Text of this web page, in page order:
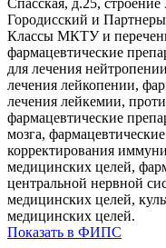
Городисский и
Классы МКТУ и
фармацевтические
для лечения
лечения лейкопении,
лечения лейкемии,
фармацевтические
мозга,
корректирования
медицинских целей,
центральной нервной
медицинских целей,
медицинских целей.
Показать в ФИПС